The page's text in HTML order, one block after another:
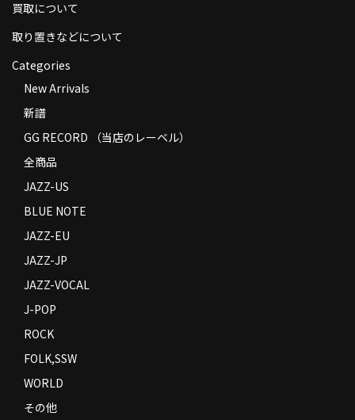
返品
コンディション
特定商取引法に基づく表示
Contact
買取について
取り置きなどについて
Categories
New Arrivals
新譜
GG RECORD （当店のレーベル）
全商品
JAZZ-US
BLUE NOTE
JAZZ-EU
JAZZ-JP
JAZZ-VOCAL
J-POP
ROCK
FOLK,SSW
WORLD
その他